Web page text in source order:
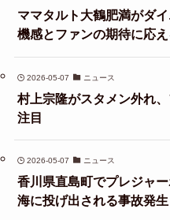
ママタルト大鶴肥満がダ
機感とファンの期待に応
2026-05-07 ニュース
村上宗隆がスタメン外れ
注目
2026-05-07 ニュース
香川県直島町でプレジャ
海に投げ出される事故発生